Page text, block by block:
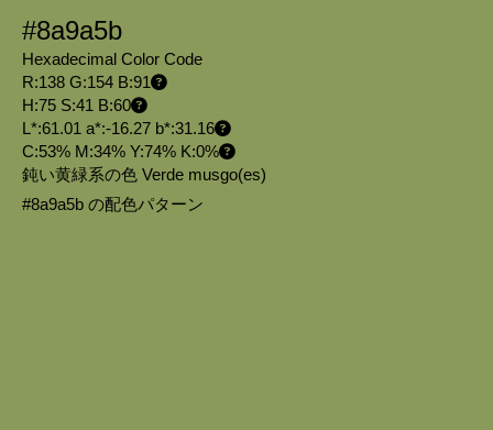
#8a9a5b
Hexadecimal Color Code
R:138 G:154 B:91
H:75 S:41 B:60
L*:61.01 a*:-16.27 b*:31.16
C:53% M:34% Y:74% K:0%
鈍い黄緑系の色 Verde musgo(es)
#8a9a5b の配色パターン